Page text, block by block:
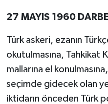
27 MAYIS 1960
Türk askeri, ezanın
okutulmasına, Tahkikat
mallarına el
seçimde gidecek olan
iktidarın önceden Türk